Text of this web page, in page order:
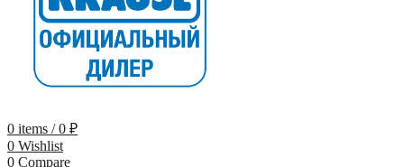
0 items / 0 ₽
0 Wishlist
0 Compare